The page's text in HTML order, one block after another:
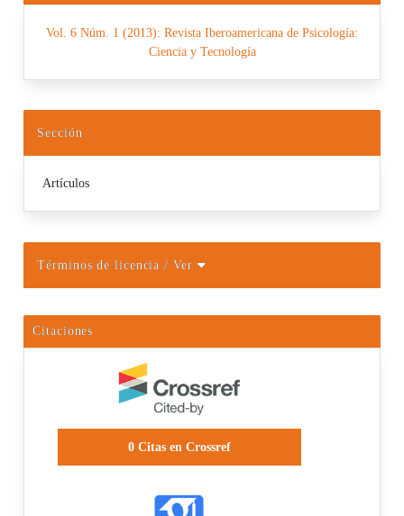
Vol. 6 Núm. 1 (2013): Revista Iberoamericana de Psicología:
Ciencia y Tecnología
Sección
Artículos
Términos de licencia/ Ver
Citaciones
0Citas en Crossref